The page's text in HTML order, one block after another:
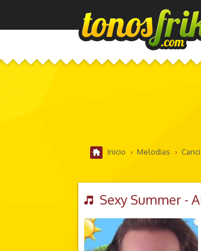
Inicio › Melodias ›
Sexy Summer -